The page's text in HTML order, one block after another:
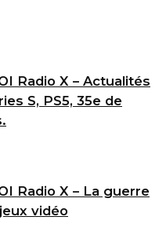
Radio X – Actualités
S, PS5, 35e de
Radio X – La guerre
vidéo